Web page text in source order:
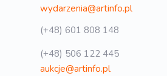
wydarzenia@artinfo.pl
(+48) 601 808 148
(+48) 506 122 445
aukcje@artinfo.pl